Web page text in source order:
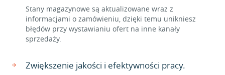
Stany magazynowe są aktualizowane wraz z
informacjami o zamówieniu, dzięki temu unikniesz
błędów przy wystawianiu ofert na inne kanały
sprzedaży.
Zwiększenie jakości i efektywności pracy.